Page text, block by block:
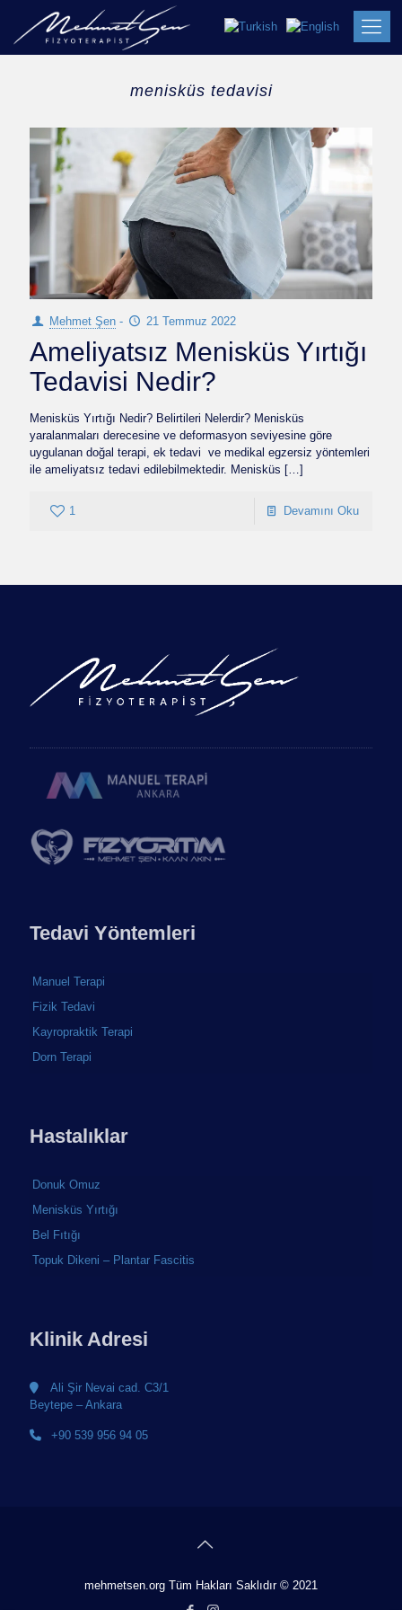
menisküs tedavisi
Mehmet Şen - 21 Temmuz 2022
Ameliyatsız Menisküs Yırtığı
Tedavisi Nedir?
Menisküs Yırtığı Nedir? Belirtileri Nelerdir? Menisküs
yaralanmaları derecesine ve deformasyon seviyesine göre
uygulanan doğal terapi, ek tedavi ve medikal egzersiz yöntemleri
ile ameliyatsız tedavi edilebilmektedir. Menisküs […]
1 Devamını Oku
Tedavi Yöntemleri
Manuel Terapi
Fizik Tedavi
Kayropraktik Terapi
Dorn Terapi
Hastalıklar
Donuk Omuz
Menisküs Yırtığı
Bel Fıtığı
Topuk Dikeni – Plantar Fascitis
Klinik Adresi
Ali Şir Nevai cad. C3/1
Beytepe – Ankara
+90 539 956 94 05
mehmetsen.org Tüm Hakları Saklıdır © 2021